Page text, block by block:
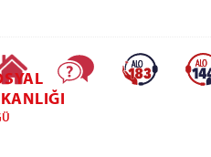
Ana Sayfa Sıkça Sorulan Sorular
Alo 183